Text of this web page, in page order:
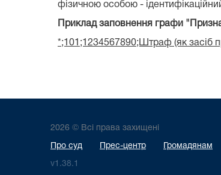
фізичною особою -
Приклад заповнення графи
*;101;1234567890;Штраф (як засіб
2026 © Всі права захищені
Про суд Прес-центр Громадянам
v1.38.1